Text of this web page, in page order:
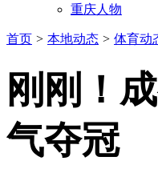
重庆人物
首页 > 本地动态 > 体育动
刚刚！
气夺冠